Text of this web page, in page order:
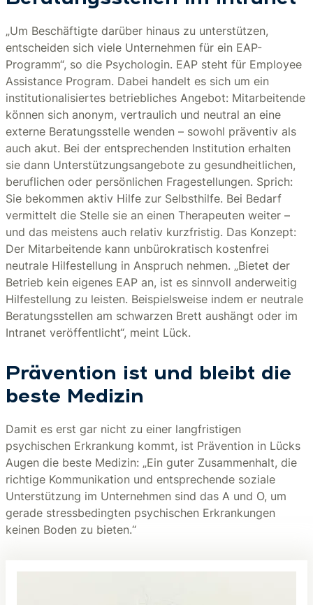
„Um Beschäftigte darüber hinaus zu unterstützen,
entscheiden sich viele Unternehmen für ein EAP-
Programm“, so die Psychologin. EAP steht für Employee
Assistance Program. Dabei handelt es sich um ein
institutionalisiertes betriebliches Angebot: Mitarbeitende
können sich anonym, vertraulich und neutral an eine
externe Beratungsstelle wenden – sowohl präventiv als
auch akut. Bei der entsprechenden Institution erhalten
sie dann Unterstützungsangebote zu gesundheitlichen,
beruflichen oder persönlichen Fragestellungen. Sprich:
Sie bekommen aktiv Hilfe zur Selbsthilfe. Bei Bedarf
vermittelt die Stelle sie an einen Therapeuten weiter –
und das meistens auch relativ kurzfristig. Das Konzept:
Der Mitarbeitende kann unbürokratisch kostenfrei
neutrale Hilfestellung in Anspruch nehmen. „Bietet der
Betrieb kein eigenes EAP an, ist es sinnvoll anderweitig
Hilfestellung zu leisten. Beispielsweise indem er neutrale
Beratungsstellen am schwarzen Brett aushängt oder im
Intranet veröffentlicht“, meint Lück.
Prävention ist und bleibt die
beste Medizin
Damit es erst gar nicht zu einer langfristigen
psychischen Erkrankung kommt, ist Prävention in Lücks
Augen die beste Medizin: „Ein guter Zusammenhalt, die
richtige Kommunikation und entsprechende soziale
Unterstützung im Unternehmen sind das A und O, um
gerade stressbedingten psychischen Erkrankungen
keinen Boden zu bieten.“